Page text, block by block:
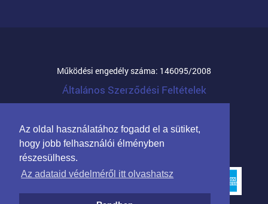
Az oldal használatához fogadd el a sütiket,
hogy jobb felhasználói élményben
részesülhess.
Az adataid védelméről itt olvashatsz
Működési engedély száma: 146095/2008
Általános Szerződési Feltételek
Partnerprogram cégeknek